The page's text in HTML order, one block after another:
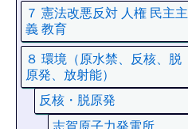
７ 憲法改悪反対 人権 民主主
義 教育
８ 環境（原水禁、反核、脱
原発、放射能）
反核・脱原発
志賀原子力発電所